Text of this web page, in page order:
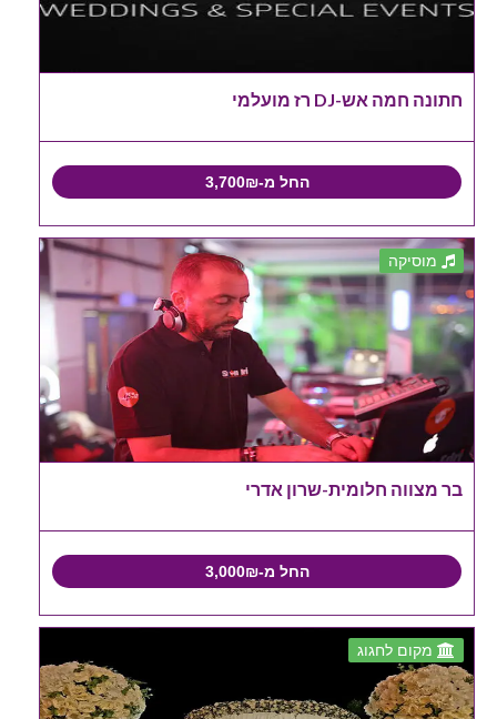
חתונה חמה אש-DJ רז מועלמי
החל מ-3,700₪
מוסיקה
בר מצווה חלומית-שרון אדרי
החל מ-3,000₪
מקום לחגוג